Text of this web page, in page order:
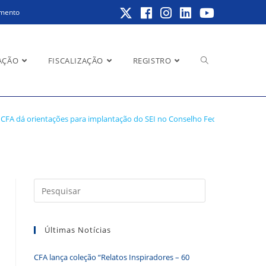
FISCALIZAÇÃO REGISTRO Alternar
pesquisa
do
Federal de
CFA dá orientações para implantação do SEI no Conselho Federal de
a
Últimas Notícias
CFA lança coleção “Relatos Inspiradores – 60